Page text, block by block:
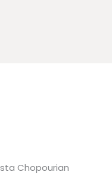
Chopourian